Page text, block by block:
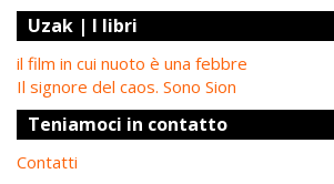
Uzak | I libri
il film in cui nuoto è una febbre
Il signore del caos. Sono Sion
Teniamoci in contatto
Contatti